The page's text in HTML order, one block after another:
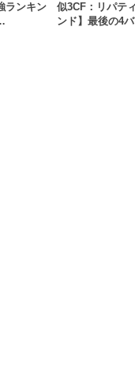
ランキン
似3CF：リパテ
ンド】最後の4